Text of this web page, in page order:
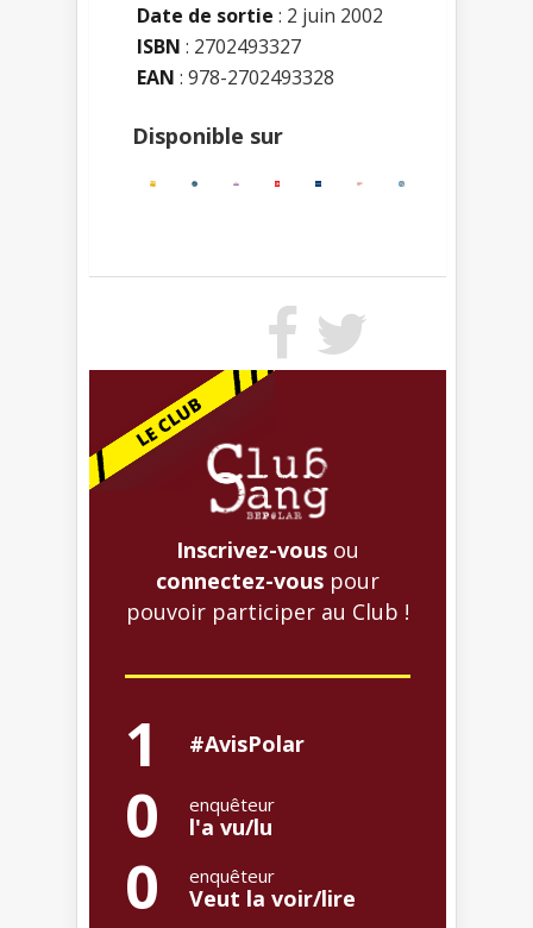
Date de sortie : 2 juin 2002
ISBN : 2702493327
EAN : 978-2702493328
Disponible sur
Inscrivez-vous ou
connectez-vous pour
pouvoir participer au Club !
1 #AvisPolar
0 enquêteur
l'a vu/lu
0 enquêteur
Veut la voir/lire